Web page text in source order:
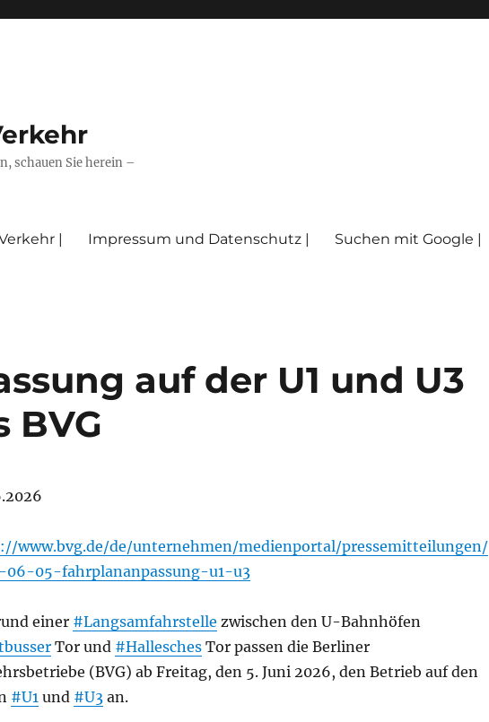
schauen Sie herein –
| Impressum und Datenschutz | Suchen mit Google |
auf der U1 und U3
BVG
www.bvg.de/de/unternehmen/medienportal/pressemitteilungen/
06-05-fahrplananpassung-u1-u3
einer #Langsamfahrstelle zwischen den U-Bahnhöfen
Tor und #HalleschesTor passen die Berliner
(BVG) ab Freitag, den 5. Juni 2026, den Betrieb auf den
#U1und #U3an.